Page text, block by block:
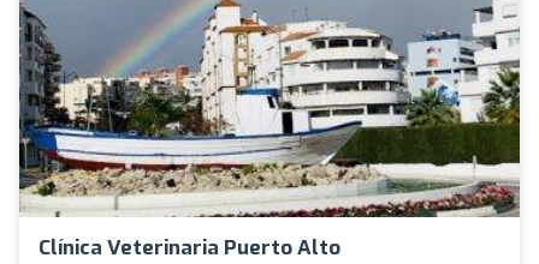
Clínica Veterinaria Puerto Alto